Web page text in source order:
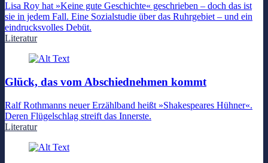
Lisa Roy hat »Keine gute Geschichte« geschrieben – doch das ist
sie in jedem Fall. Eine Sozialstudie über das Ruhrgebiet – und ein
eindrucksvolles Debüt.
Literatur
Glück, das vom Abschiednehmen kommt
Ralf Rothmanns neuer Erzählband heißt »Shakespeares Hühner«.
Deren Flügelschlag streift das Innerste.
Literatur